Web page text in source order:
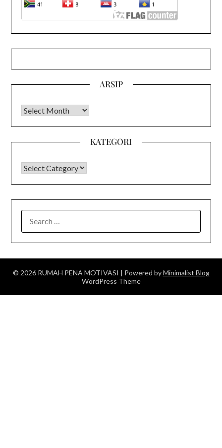
ARSIP
Arsip
KATEGORI
KATEGORI
FOR:
© 2026 RUMAH PENA MOTIVASI | Powered byMinimalist Blog
WordPress Theme